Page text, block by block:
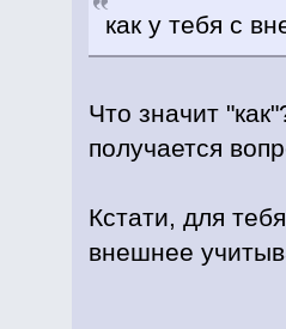
как у тебя с
Что значит
получается
Кстати, для
внешнее